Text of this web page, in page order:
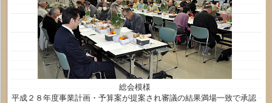
総会模様
平成２８年度事業計画・予算案が提案され審議の結果満場一致で承認